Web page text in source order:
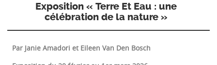
Exposition « Terre Et Eau : une
célébration de la nature »
Par Janie Amadori et Eileen Van Den Bosch